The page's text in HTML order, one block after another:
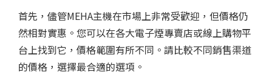
首先，儘管MEHA主機在市場上非常受歡迎，但價格仍
然相對實惠。您可以在各大電子煙專賣店或線上購物平
台上找到它，價格範圍有所不同。請比較不同銷售渠道
的價格，選擇最合適的選項。